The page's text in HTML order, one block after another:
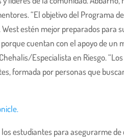
“El objetivo del Programa
estén mejor preparados para
cuentan con el apoyo de un
Especialista en Riesgo.
formada por personas que
estudiantes para asegurarme